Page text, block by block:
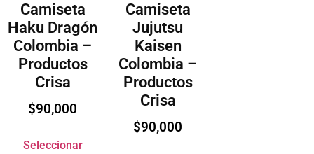
Camiseta
Haku Dragón
Colombia –
Productos
Crisa
$90,000
Seleccionar
Camiseta
Jujutsu
Kaisen
Colombia –
Productos
Crisa
$90,000